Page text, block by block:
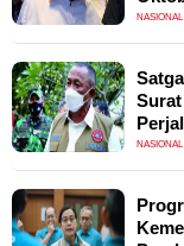
NASIONAL
NASIONAL